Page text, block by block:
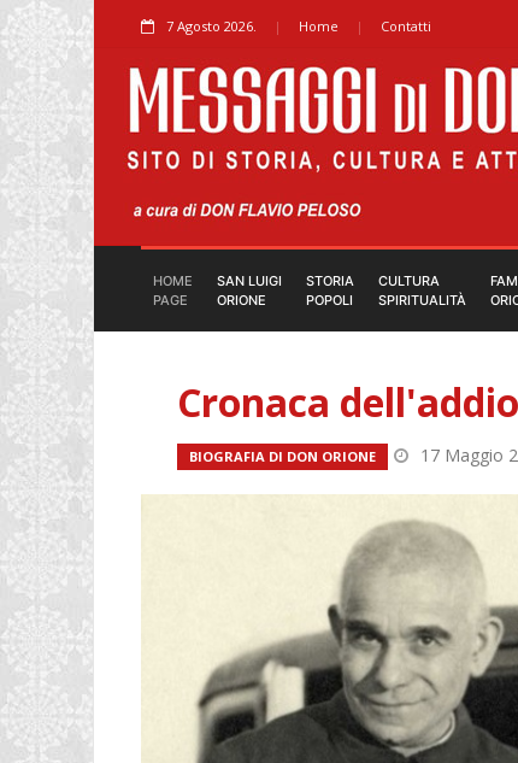
7 Agosto 2026. Home Contatti
HOME
PAGE
SAN LUIGI
ORIONE
STORIA
POPOLI
CULTURA
SPIRITUALITÀ
Cronaca
BIOGRAFIA DI DON ORIONE 17 Maggio